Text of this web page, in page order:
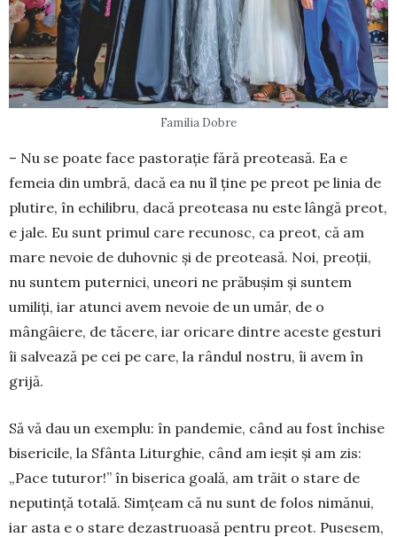
Familia Dobre
– Nu se poate face pastorație fără preoteasă. Ea e
femeia din umbră, dacă ea nu îl ține pe preot pe linia de
plutire, în echilibru, dacă preoteasa nu este lângă preot,
e jale. Eu sunt primul care recunosc, ca preot, că am
mare nevoie de duhovnic și de preoteasă. Noi, preoții,
nu suntem puternici, uneori ne prăbușim și suntem
umiliți, iar atunci avem nevoie de un umăr, de o
mângâiere, de tăcere, iar oricare dintre aceste gesturi
îi salvează pe cei pe care, la rândul nostru, îi avem în
grijă.
Să vă dau un exemplu: în pandemie, când au fost închise
bisericile, la Sfânta Liturghie, când am ieșit și am zis:
„Pace tuturor!” în biserica goală, am trăit o stare de
neputință totală. Simțeam că nu sunt de folos nimănui,
iar asta e o stare dezastruoasă pentru preot. Pusesem,